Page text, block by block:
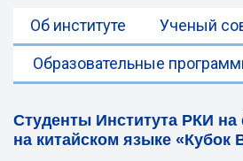
Об институте Ученый
Образовательные
Студенты Института РКИ на
на китайском языке «Кубок